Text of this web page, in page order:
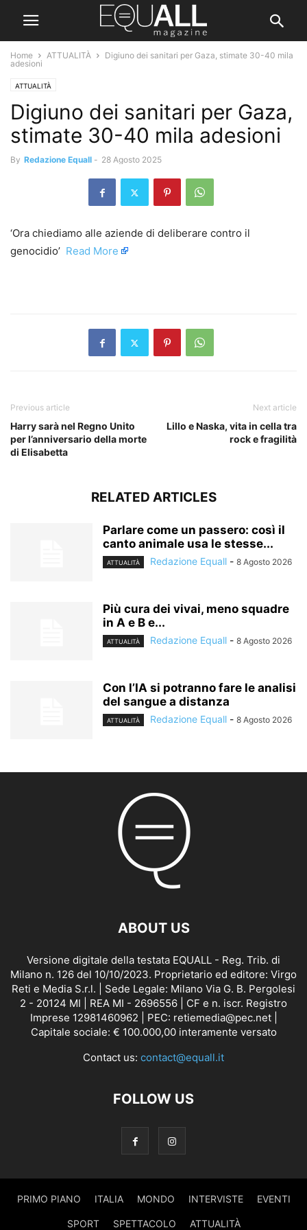
Home ATTUALITÀ
Digiuno dei sanitari per Gaza, stimate 30-40 mila
adesioni
ATTUALITÀ
Digiuno dei sanitari per Gaza,
stimate 30-40 mila adesioni
By Redazione Equall - 28 Agosto 2025
‘Ora chiediamo alle aziende di deliberare contro il
genocidio’ ​ Read More
Previous article
Harry sarà nel Regno Unito
per l’anniversario della morte
di Elisabetta
Next article
Lillo e Naska, vita in cella tra
rock e fragilità
RELATED ARTICLES
Parlare come un passero: così il
canto animale usa le stesse...
ATTUALITÀ Redazione Equall - 8 Agosto 2026
Più cura dei vivai, meno squadre
in A e B e...
ATTUALITÀ Redazione Equall - 8 Agosto 2026
Con l’IA si potranno fare le analisi
del sangue a distanza
ATTUALITÀ Redazione Equall - 8 Agosto 2026
ABOUT US
Versione digitale della testata EQUALL - Reg. Trib. di
Milano n. 126 del 10/10/2023. Proprietario ed editore: Virgo
Reti e Media S.r.l. | Sede Legale: Milano Via G. B. Pergolesi
2 - 20124 MI | REA MI - 2696556 | CF e n. iscr. Registro
Imprese 12981460962 | PEC: retiemedia@pec.net |
Capitale sociale: € 100.000,00 interamente versato
Contact us: contact@equall.it
FOLLOW US
PRIMO PIANO ITALIA MONDO INTERVISTE EVENTI
SPORT SPETTACOLO ATTUALITÀ